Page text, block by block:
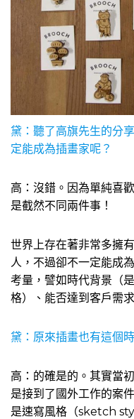
黛：聽了高旗先生的分
定能成為插畫家呢？
高：沒錯。因為單純喜
是截然不同兩件事！
世界上存在著非常多擁
人，不過卻不一定能成
考量，譬如時代背景（
格）、能否達到客戶需
黛：原來插畫也有這個
高：的確是的。其實當
是接到了國外工作的案
是速寫風格（sketch